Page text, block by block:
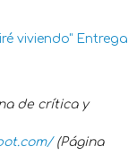
viviendo" Entrega
de crítica y
(Página